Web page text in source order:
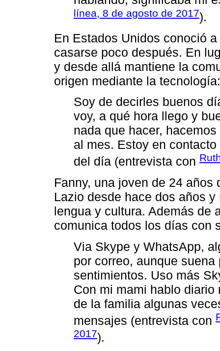
línea, 8 de agosto de 2017).
En Estados Unidos conoció
casarse poco después. En
y desde allá mantiene la
origen mediante la tecnología:
Soy de decirles buenos
voy, a qué hora llego y
nada que hacer,
al mes. Estoy en
del día (entrevista con
Fanny, una joven de 24
Lazio desde hace dos años
lengua y cultura. Además de
comunica todos los días con
Via Skype y WhatsApp,
por correo, aunque
sentimientos. Uso más
Con mi mami hablo
de la familia algunas
mensajes (entrevista con
2017).